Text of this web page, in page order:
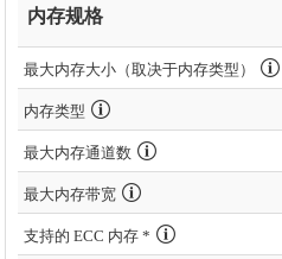
内存规格
最大内存大小（取决于内存类型）
内存类型
最大内存通道数
最大内存带宽
支持的 ECC 内存 *